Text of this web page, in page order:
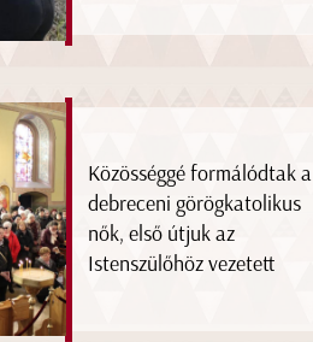
Közösséggé formálódtak a
debreceni görögkatolikus
nők, első útjuk az
Istenszülőhöz vezetett